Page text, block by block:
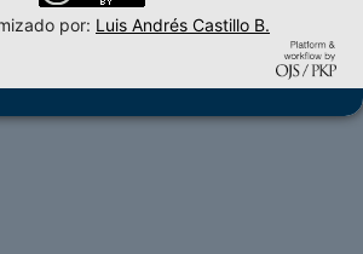
por: Luis Andrés Castillo B.